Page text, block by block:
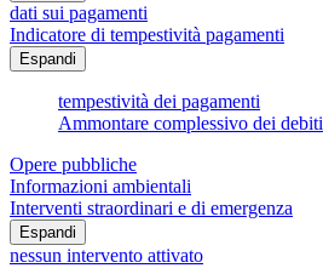
dati sui pagamenti
Indicatore di tempestività pagamenti
Espandi
tempestività dei pagamenti
Ammontare complessivo dei debiti
Opere pubbliche
Informazioni ambientali
Interventi straordinari e di emergenza
Espandi
nessun intervento attivato